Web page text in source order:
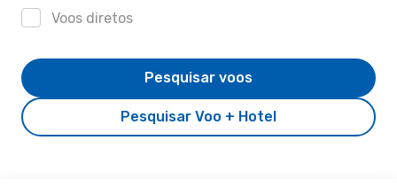
Voos diretos
Pesquisar Voo + Hotel
Pesquisar voos